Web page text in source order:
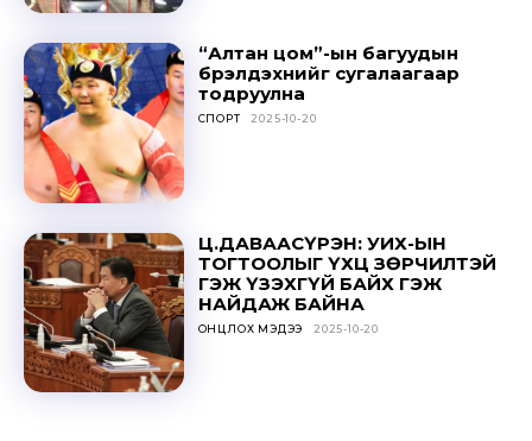
“Алтан цом”-ын багуудын
бүрэлдэхүүнийг сугалаагаар
тодруулна
СПОРТ 2025-10-20
Ц.ДАВААСҮРЭН: УИХ-ЫН
ТОГТООЛЫГ ҮХЦ ЗӨРЧИЛТЭЙ
ГЭЖ ҮЗЭХГҮЙ БАЙХ ГЭЖ
НАЙДАЖ БАЙНА
ОНЦЛОХ МЭДЭЭ 2025-10-20